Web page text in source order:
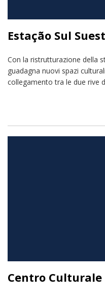
Estação Sul
Con la ristrutturazione della
guadagna nuovi spazi
collegamento tra le due rive
Centro Culturale